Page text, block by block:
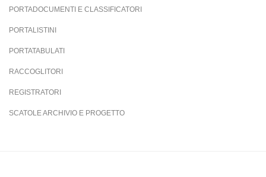
PORTADOCUMENTI E CLASSIFICATORI
PORTALISTINI
PORTATABULATI
RACCOGLITORI
REGISTRATORI
SCATOLE ARCHIVIO E PROGETTO